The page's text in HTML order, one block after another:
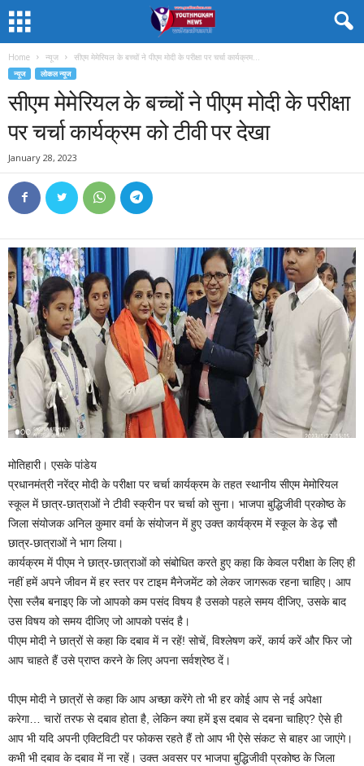
Home न्यूज सीएम मेमेरियल के बच्चों ने पीएम मोदी के परीक्षा पर चर्चा कार्यक्रम...
न्यूज लोकल न्यूज
सीएम मेमेरियल के बच्चों ने पीएम मोदी के परीक्षा
पर चर्चा कार्यक्रम को टीवी पर देखा
January 28, 2023
मोतिहारी। एसके पांडेय
प्रधानमंत्री नरेंद्र मोदी के परीक्षा पर चर्चा कार्यक्रम के तहत स्थानीय सीएम मेमोरियल
स्कूल में छात्र-छात्राओं ने टीवी स्क्रीन पर चर्चा को सुना। भाजपा बुद्धिजीवी प्रकोष्ठ के
जिला संयोजक अनिल कुमार वर्मा के संयोजन में हुए उक्त कार्यक्रम में स्कूल के डेढ़ सौ
छात्र-छात्राओं ने भाग लिया।
कार्यक्रम में पीएम ने छात्र-छात्राओं को संबोधित करते हुए कहा कि केवल परीक्षा के लिए ही
नहीं हमें अपने जीवन में हर स्तर पर टाइम मैनेजमेंट को लेकर जागरूक रहना चाहिए। आप
ऐसा स्लैब बनाइए कि जो आपको कम पसंद विषय है उसको पहले समय दीजिए, उसके बाद
उस विषय को समय दीजिए जो आपको पसंद है।
पीएम मोदी ने छात्रों से कहा कि दबाव में न रहें! सोचें, विश्लेषण करें, कार्य करें और फिर जो
आप चाहते हैं उसे प्राप्त करने के लिए अपना सर्वश्रेष्ठ दें।
पीएम मोदी ने छात्रों से कहा कि आप अच्छा करेंगे तो भी हर कोई आप से नई अपेक्षा
करेगा… चारों तरफ से दबाव होता है, लेकिन क्या हमें इस दबाव से दबना चाहिए? ऐसे ही
आप भी यदि अपनी एक्टिविटी पर फोकस रहते हैं तो आप भी ऐसे संकट से बाहर आ जाएंगे।
कभी भी दबाव के दबाव में ना रहें। उक्त अवसर पर भाजपा बुद्धिजीवी प्रकोष्ठ के जिला